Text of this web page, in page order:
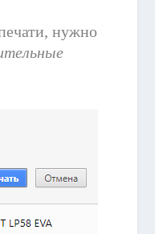
нужно